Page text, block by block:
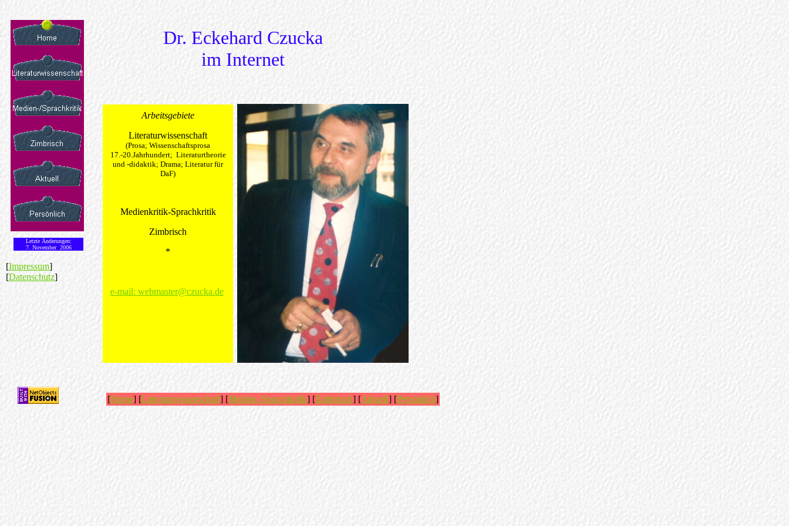
Letzte Änderungen:
7. November 2006
[Impressum]
[Datenschutz]
Dr. Eckehard Czucka
im Internet
Arbeitsgebiete
Literaturwissenschaft
(Prosa; Wissenschaftsprosa
17.-20.Jahrhundert; Literaturtheorie
und -didaktik; Drama; Literatur für
DaF)
Medienkritik-Sprachkritik
Zimbrisch
*
e-mail: webmaster@czucka.de
[Home] [Literaturwissenschaft] [Medien-/Sprachkritik] [Zimbrisch] [Aktuell] [Persönlich]